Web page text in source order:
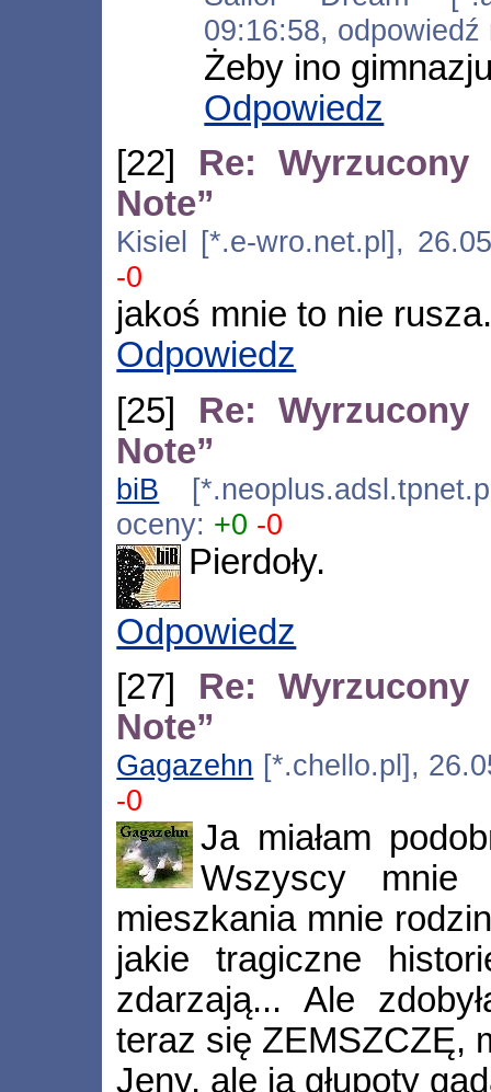
09:16:58,
Żeby ino
Odpowiedz
[22] Re: Wyrzucony
Note”
Kisiel [*.e-wro.net.pl],
-0
jakoś mnie to nie
Odpowiedz
[25] Re: Wyrzucony
Note”
biB
oceny: +0 -0
Pierdoły.
Odpowiedz
[27] Re: Wyrzucony
Note”
Gagazehn [*.chello.pl],
-0
Ja miałam
Wszyscy
mieszkania mnie
jakie tragiczne
zdarzają... Ale
teraz się ZEMSZCZĘ,
Jeny, ale ja głupoty